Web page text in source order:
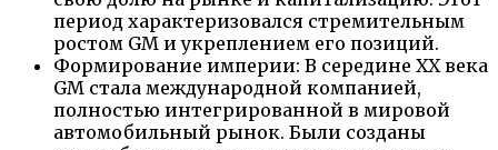
период характеризовался стремительным
ростом GM и укреплением его позиций.
Формирование империи: В середине XX века
GM стала международной компанией,
полностью интегрированной в мировой
автомобильный рынок. Были созданы